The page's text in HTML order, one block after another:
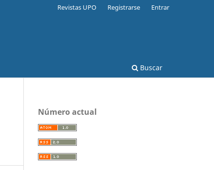
Buscar
Revistas UPO Registrarse Entrar
Número actual